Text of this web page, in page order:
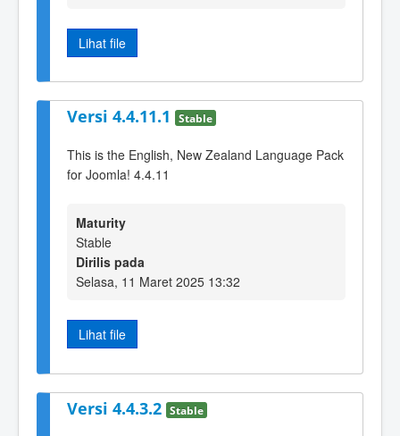
Lihat file
Versi 4.4.11.1 Stable
This is the English, New Zealand Language Pack
for Joomla! 4.4.11
Maturity
Stable
Dirilis pada
Selasa, 11 Maret 2025 13:32
Lihat file
Versi 4.4.3.2 Stable